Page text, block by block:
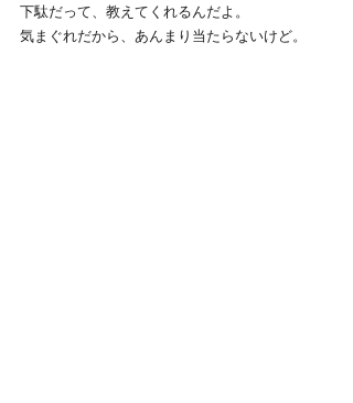
下駄だって、教えてくれるんだよ。
気まぐれだから、あんまり当たらないけど。